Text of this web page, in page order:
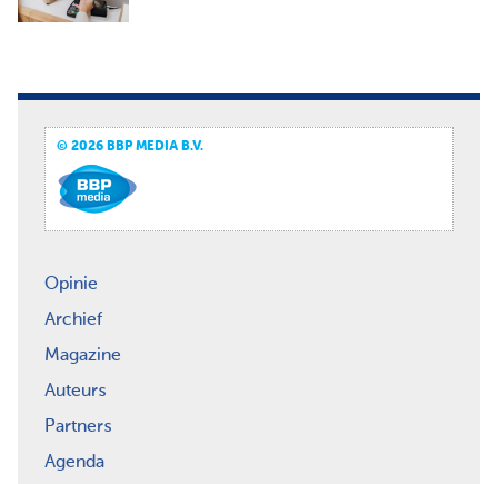
© 2026 BBP MEDIA B.V.
Opinie
Archief
Magazine
Auteurs
Partners
Agenda